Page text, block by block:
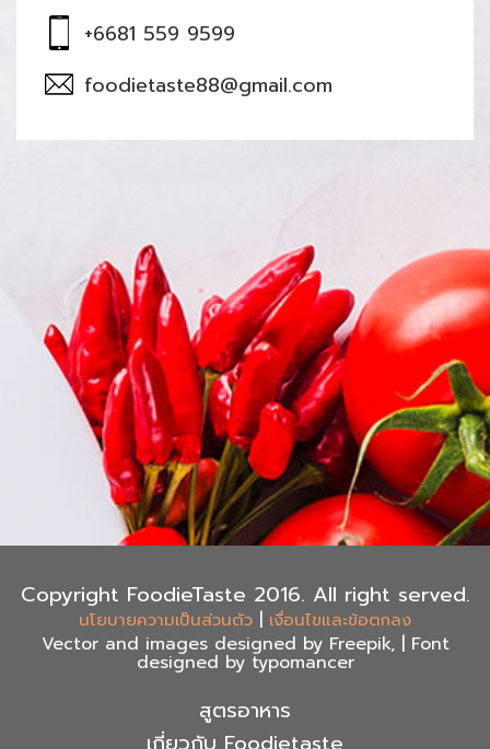
+6681 559 9599
foodietaste88@gmail.com
Copyright FoodieTaste 2016. All right served.
นโยบายความเป็นส่วนตัว | เงื่อนไขและข้อตกลง
Vector and images designed by Freepik, | Font
designed by typomancer
สูตรอาหาร